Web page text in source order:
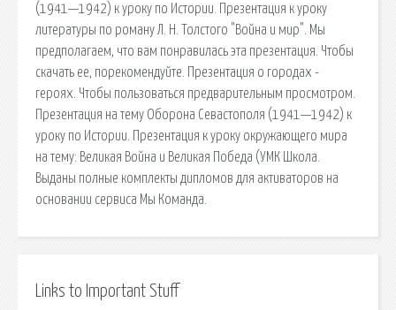
(1941—1942) к уроку по Истории. Презентация к уроку
литературы по роману Л. Н. Толстого "Война и мир". Мы
предполагаем, что вам понравилась эта презентация. Чтобы
скачать ее, порекомендуйте. Презентация о городах -
героях. Чтобы пользоваться предварительным просмотром.
Презентация на тему Оборона Севастополя (1941—1942) к
уроку по Истории. Презентация к уроку окружающего мира
на тему: Великая Война и Великая Победа (УМК Школа.
Выданы полные комплекты дипломов для активаторов на
основании сервиса Мы Команда.
Links to Important Stuff